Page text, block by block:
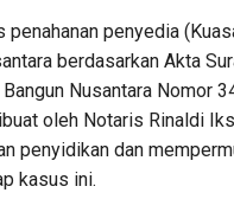
penahanan penyedia
berdasarkan Akta
Nusantara Nomor
oleh Notaris Rinaldi
penyidikan dan
kasus ini.